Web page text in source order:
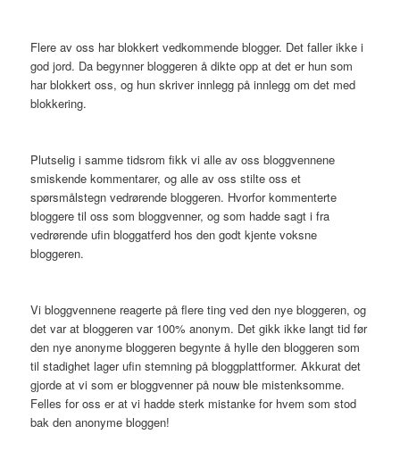
Flere av oss har blokkert vedkommende blogger. Det faller ikke i
god jord. Da begynner bloggeren å dikte opp at det er hun som
har blokkert oss, og hun skriver innlegg på innlegg om det med
blokkering.
Plutselig i samme tidsrom fikk vi alle av oss bloggvennene
smiskende kommentarer, og alle av oss stilte oss et
spørsmålstegn vedrørende bloggeren. Hvorfor kommenterte
bloggere til oss som bloggvenner, og som hadde sagt i fra
vedrørende ufin bloggatferd hos den godt kjente voksne
bloggeren.
Vi bloggvennene reagerte på flere ting ved den nye bloggeren, og
det var at bloggeren var 100% anonym. Det gikk ikke langt tid før
den nye anonyme bloggeren begynte å hylle den bloggeren som
til stadighet lager ufin stemning på bloggplattformer. Akkurat det
gjorde at vi som er bloggvenner på nouw ble mistenksomme.
Felles for oss er at vi hadde sterk mistanke for hvem som stod
bak den anonyme bloggen!